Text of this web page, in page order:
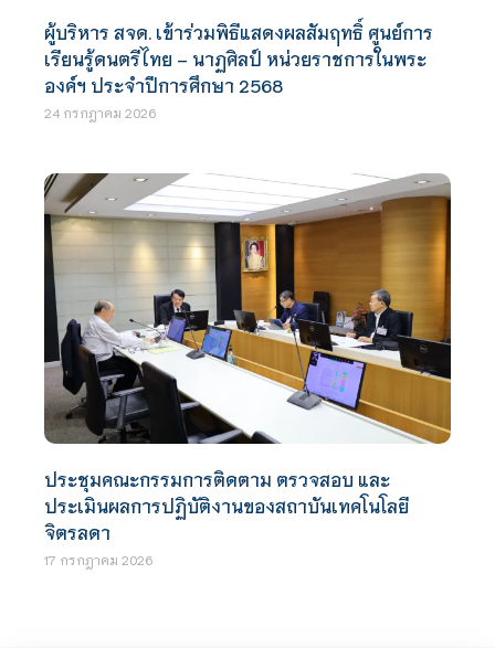
ผู้บริหาร สจด. เข้าร่วมพิธีแสดงผลสัมฤทธิ์ ศูนย์การ
เรียนรู้ดนตรีไทย – นาฏศิลป์ หน่วยราชการในพระ
องค์ฯ ประจำปีการศึกษา 2568
24 กรกฎาคม 2026
ประชุมคณะกรรมการติดตาม ตรวจสอบ และ
ประเมินผลการปฏิบัติงานของสถาบันเทคโนโลยี
จิตรลดา
17 กรกฎาคม 2026